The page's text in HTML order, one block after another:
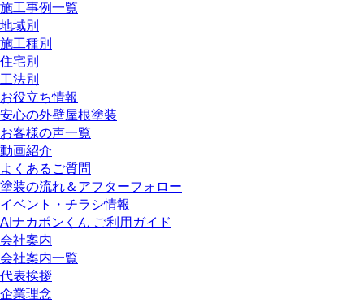
施工事例一覧
地域別
施工種別
住宅別
工法別
お役立ち情報
安心の外壁屋根塗装
お客様の声一覧
動画紹介
よくあるご質問
塗装の流れ＆アフターフォロー
イベント・チラシ情報
AIナカポンくん ご利用ガイド
会社案内
会社案内一覧
代表挨拶
企業理念